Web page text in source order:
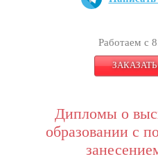
Работаем с
Дипломы о
образовании с